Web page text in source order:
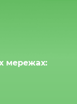
мережах: